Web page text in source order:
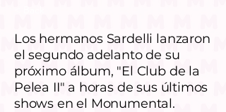
Los hermanos Sardelli lanzaron
el segundo adelanto de su
próximo álbum, "El Club de la
Pelea II" a horas de sus últimos
shows en el Monumental.